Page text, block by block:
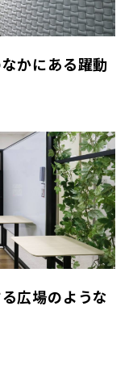
かにある躍動
広場のような